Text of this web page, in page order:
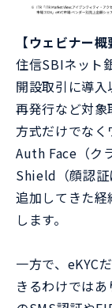
【ウェビナー概
住信SBIネット
開設取引に導
再発行など対
方式だけでな
Auth Face（ク
Shield（顔認証
追加してきた
します。
一方で、eKYC
きるわけでは